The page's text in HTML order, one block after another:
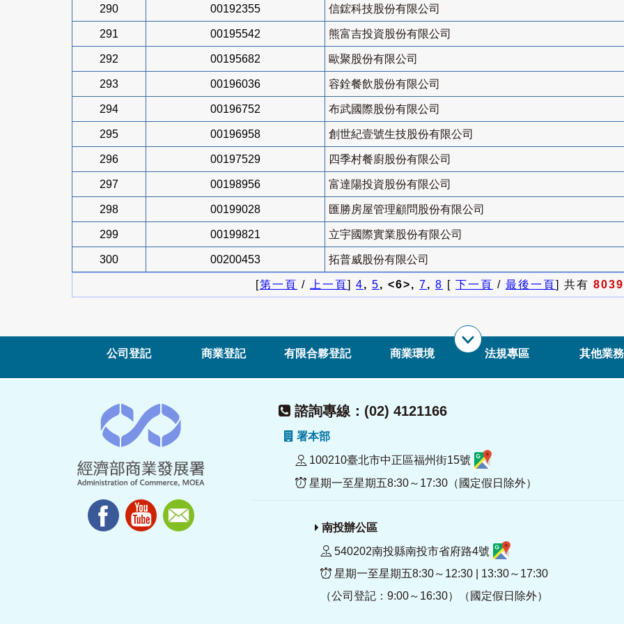
290 00192355 信鋐科技股份有限公司
291 00195542 熊富吉投資股份有限公司
292 00195682 歐聚股份有限公司
293 00196036 容銓餐飲股份有限公司
294 00196752 布武國際股份有限公司
295 00196958 創世紀壹號生技股份有限公司
296 00197529 四季村餐廚股份有限公司
297 00198956 富達陽投資股份有限公司
298 00199028 匯勝房屋管理顧問股份有限公司
299 00199821 立宇國際實業股份有限公司
300 00200453 拓普威股份有限公司
[第一頁 / 上一頁] 4, 5, <6>, 7, 8 [ 下一頁 / 最後一頁] 共有 8039
公司登記 商業登記 有限合夥登記 商業環境 法規專區 其他業務
諮詢專線：(02) 4121166
署本部
100210臺北市中正區福州街15號
星期一至星期五8:30～17:30（國定假日除外）
南投辦公區
540202南投縣南投市省府路4號
星期一至星期五8:30～12:30 | 13:30～17:30
（公司登記：9:00～16:30）（國定假日除外）